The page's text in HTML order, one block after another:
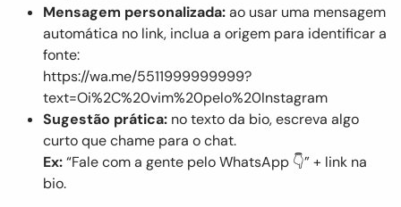
Mensagem personalizada:ao usar uma mensagem
automática no link, inclua a origem para identificar a
fonte:
https://wa.me/5511999999999?
text=Oi%2C%20vim%20pelo%20Instagram
Sugestão prática: no texto da bio, escreva algo
curto que chame para o chat.
Ex:“Fale com a gente pelo WhatsApp 👇” + link na
bio.